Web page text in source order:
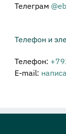
Телеграм
Телефон и
Телефон:
E-mail: